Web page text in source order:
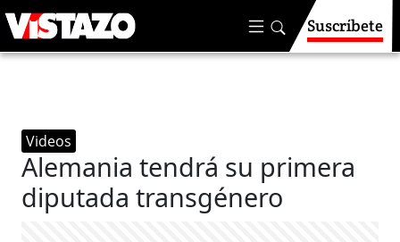
Suscríbete
Videos
Alemania tendrá su primera
diputada transgénero